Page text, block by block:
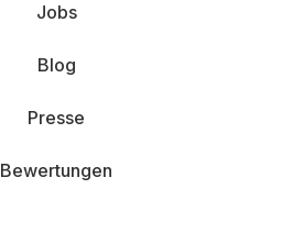
Jobs
Blog
Presse
Bewertungen